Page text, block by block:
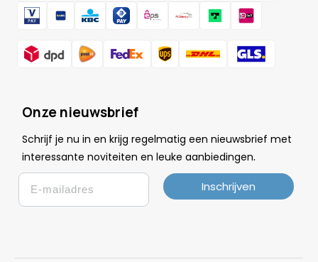
Onze nieuwsbrief
Schrijf je nu in en krijg regelmatig een nieuwsbrief met
interessante noviteiten en leuke aanbiedingen.
Email
Inschrijven